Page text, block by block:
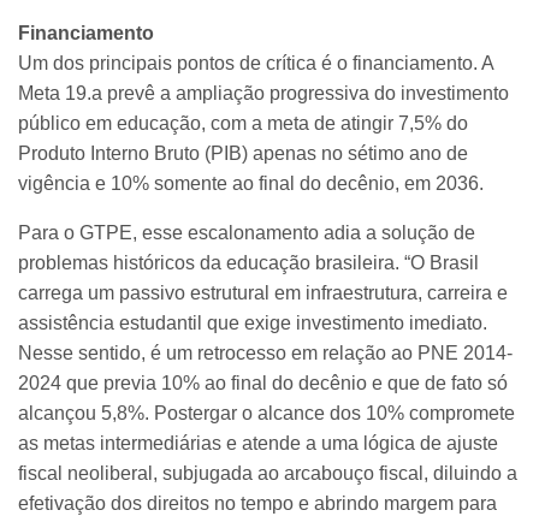
Financiamento
Um dos principais pontos de crítica é o financiamento. A
Meta 19.a prevê a ampliação progressiva do investimento
público em educação, com a meta de atingir 7,5% do
Produto Interno Bruto (PIB) apenas no sétimo ano de
vigência e 10% somente ao final do decênio, em 2036.
Para o GTPE, esse escalonamento adia a solução de
problemas históricos da educação brasileira. “O Brasil
carrega um passivo estrutural em infraestrutura, carreira e
assistência estudantil que exige investimento imediato.
Nesse sentido, é um retrocesso em relação ao PNE 2014-
2024 que previa 10% ao final do decênio e que de fato só
alcançou 5,8%. Postergar o alcance dos 10% compromete
as metas intermediárias e atende a uma lógica de ajuste
fiscal neoliberal, subjugada ao arcabouço fiscal, diluindo a
efetivação dos direitos no tempo e abrindo margem para